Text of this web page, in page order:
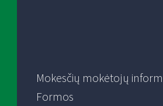
Mokesčių mokėtojų
Formos